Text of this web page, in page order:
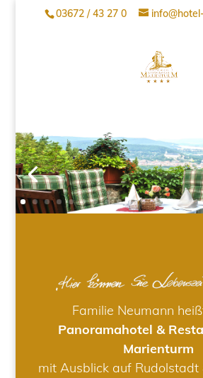
03672 / 43 27 0
Familie Neumann
Panoramahotel &
Marienturm
mit Ausblick auf Rudolstadt